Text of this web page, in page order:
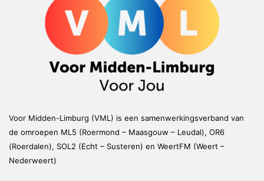
Voor Midden-Limburg (VML) is een samenwerkingsverband van
de omroepen ML5 (Roermond – Maasgouw – Leudal), OR6
(Roerdalen), SOL2 (Echt – Susteren) en WeertFM (Weert –
Nederweert)